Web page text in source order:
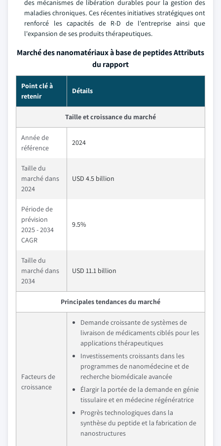
des mécanismes de libération durables pour la gestion des
maladies chroniques. Ces récentes initiatives stratégiques ont
renforcé les capacités de R-D de l'entreprise ainsi que
l'expansion de ses produits thérapeutiques.
Marché des nanomatériaux à base de peptides Attributs
du rapport
Point clé à
retenir
Détails
Taille et croissance du marché
Année de
référence
2024
Taille du
marché dans
2024
USD 4.5 billion
Période de
prévision
2025 - 2034
CAGR
9.5%
Taille du
marché dans
2034
USD 11.1 billion
Principales tendances du marché
Facteurs de
croissance
Demande croissante de systèmes de
livraison de médicaments ciblés pour les
applications thérapeutiques
Investissements croissants dans les
programmes de nanomédecine et de
recherche biomédicale avancée
Élargir la portée de la demande en génie
tissulaire et en médecine régénératrice
Progrès technologiques dans la
synthèse du peptide et la fabrication de
nanostructures